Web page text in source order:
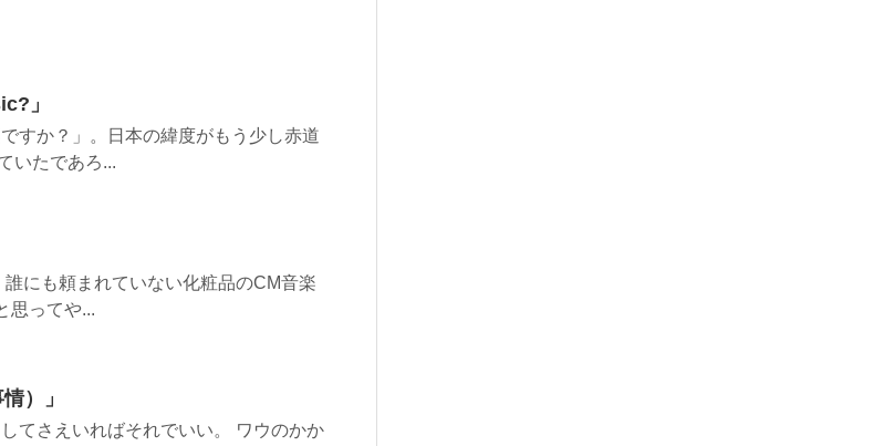
」
すか？」。日本の緯度がもう少し赤道
いたであろ...
にも頼まれていない化粧品のCM音楽
思ってや...
）」
てさえいればそれでいい。 ワウのかか